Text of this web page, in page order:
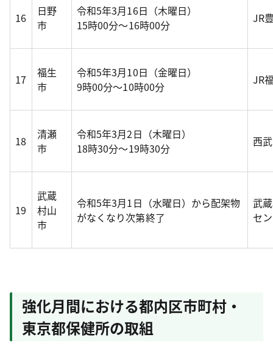
16
日野
市
令和5年3月16日（木曜日）
15時00分～16時00分
JR
17
福生
市
令和5年3月10日（金曜日）
9時00分～10時00分
JR
18
清瀬
市
令和5年3月2日（木曜日）
18時30分～19時30分
西
19
武蔵
村山
市
令和5年3月1日（水曜日）から配架物
がなくなり次第終了
武
セ
強化月間における都内区市町村・
東京都保健所の取組